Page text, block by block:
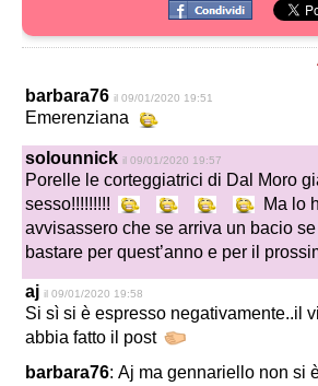
barbara76 il 09/01/2020 19:51
Emerenziana
solounnick il 09/01/2020 19:57
Porelle le corteggiatrici di Dal Moro
sesso!!!!!!!!!
Ma lo
avvisassero che se arriva un bacio
bastare per quest’anno e per il
aj il 09/01/2020 19:58
Si sì si è espresso negativamente..il
abbia fatto il post
barbara76: Aj ma gennariello non si